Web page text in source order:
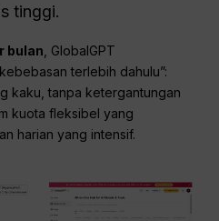
tinggi.
bulan , GlobalGPT
terlebih dahulu”:
kaku, tanpa ketergantungan
kuota fleksibel yang
harian yang intensif.